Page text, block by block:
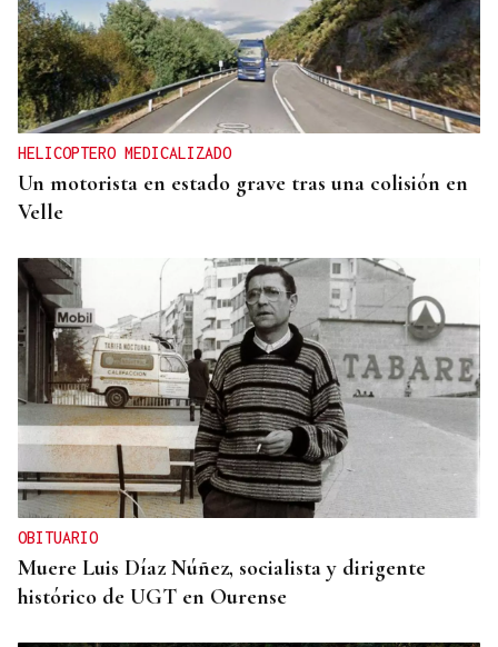
HELICOPTERO MEDICALIZADO
Un motorista en estado grave tras una colisión en
Velle
OBITUARIO
Muere Luis Díaz Núñez, socialista y dirigente
histórico de UGT en Ourense